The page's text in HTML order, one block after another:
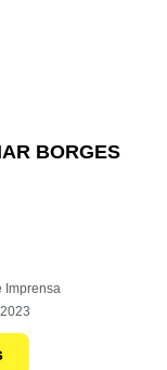
BORGES
Imprensa